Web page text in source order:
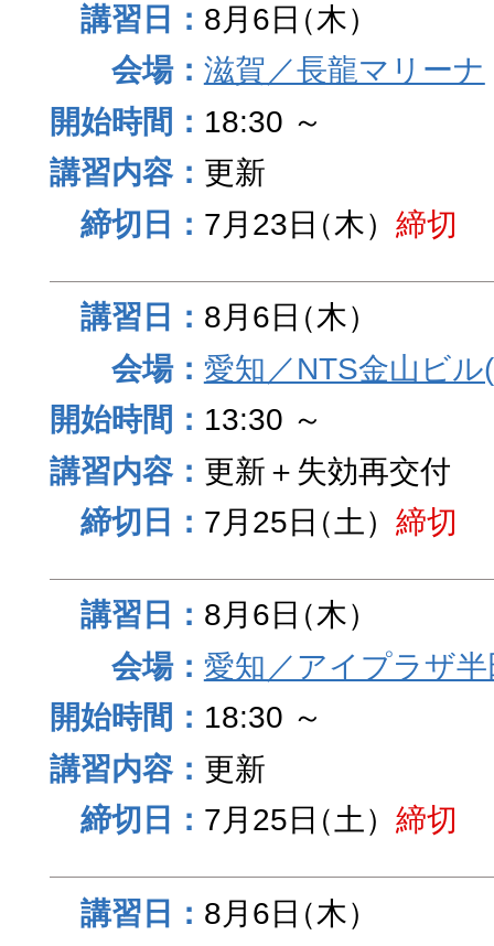
8月6日（木）
滋賀／長龍マリーナ
18:30 ～
更新
7月23日（木） 締切
8月6日（木）
愛知／NTS金山ビ
13:30 ～
更新＋失効再交付
7月25日（土） 締切
8月6日（木）
愛知／アイプラザ
18:30 ～
更新
7月25日（土） 締切
8月6日（木）